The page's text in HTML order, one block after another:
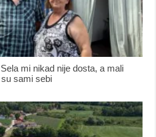
mi nikad nije dosta, a mali
sami sebi